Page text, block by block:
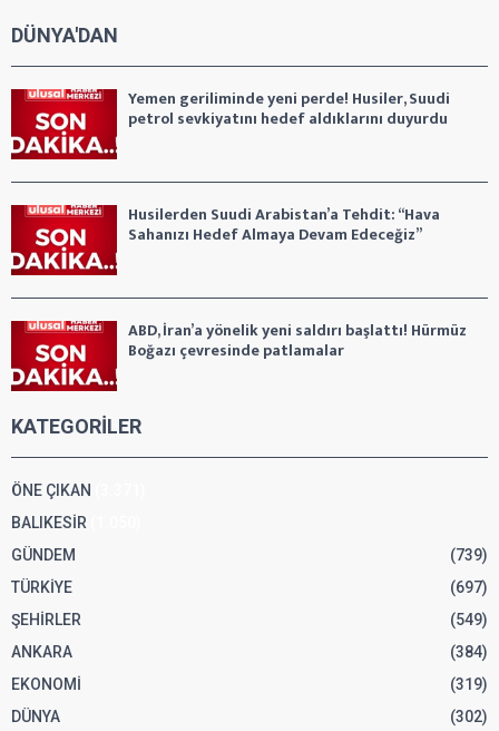
DÜNYA'DAN
Yemen geriliminde yeni perde! Husiler, Suudi
petrol sevkiyatını hedef aldıklarını duyurdu
Husilerden Suudi Arabistan’a Tehdit: “Hava
Sahanızı Hedef Almaya Devam Edeceğiz”
ABD, İran’a yönelik yeni saldırı başlattı! Hürmüz
Boğazı çevresinde patlamalar
KATEGORİLER
ÖNE ÇIKAN
BALIKESİR
GÜNDEM
(739)
TÜRKİYE
(697)
ŞEHİRLER
(549)
ANKARA
(384)
EKONOMİ
(319)
DÜNYA
(302)